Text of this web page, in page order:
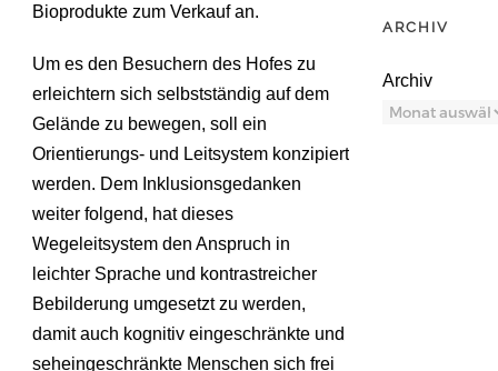
Bioprodukte zum Verkauf an.
Um es den Besuchern des Hofes zu
erleichtern sich selbstständig auf dem
Gelände zu bewegen, soll ein
Orientierungs- und Leitsystem konzipiert
werden. Dem Inklusionsgedanken
weiter folgend, hat dieses
Wegeleitsystem den Anspruch in
leichter Sprache und kontrastreicher
Bebilderung umgesetzt zu werden,
damit auch kognitiv eingeschränkte und
seheingeschränkte Menschen sich frei
ARCHIV
Archiv